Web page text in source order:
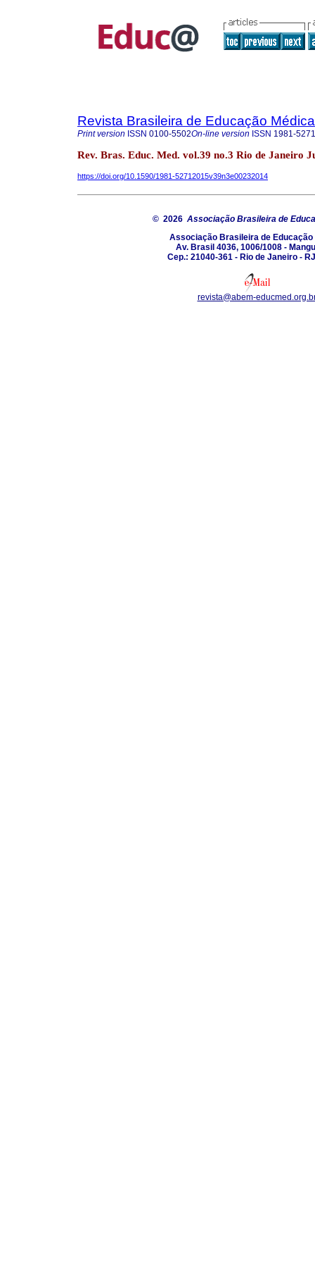
Revista Brasileira de Educação Médica
Print version ISSN 0100-5502On-line version ISSN 1981-5271
Rev. Bras. Educ. Med. vol.39 no.3 Rio de Janeiro
https://doi.org/10.1590/1981-52712015v39n3e00232014
© 2026 Associação Brasileira de
Associação Brasileira de Educação
Av. Brasil 4036, 1006/1008 -
Cep.: 21040-361 - Rio de Janeiro -
revista@abem-